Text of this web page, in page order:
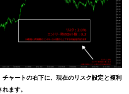
ャートの右下に、現在のリスク設定と複利
ます。